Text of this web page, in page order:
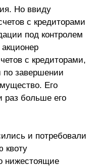
Но ввиду
с кредиторами
под контролем
с кредиторами,
по завершении
Его
раз больше его
и потребовали
квоту
нижестоящие